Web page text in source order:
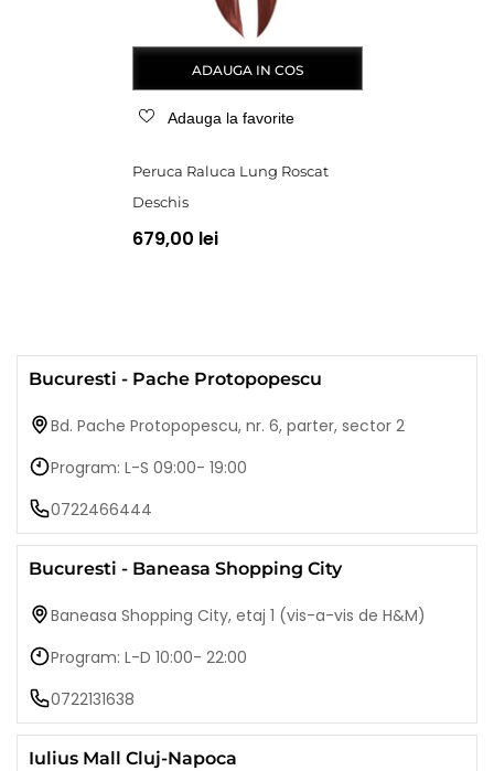
ADAUGA IN COS
Adauga la favorite
Peruca Raluca Lung Roscat
Deschis
679,00 lei
Bucuresti - Pache Protopopescu
Bd. Pache Protopopescu, nr. 6, parter, sector 2
Program: L-S 09:00- 19:00
0722466444
Bucuresti - Baneasa Shopping City
Baneasa Shopping City, etaj 1 (vis-a-vis de H&M)
Program: L-D 10:00- 22:00
0722131638
Iulius Mall Cluj-Napoca